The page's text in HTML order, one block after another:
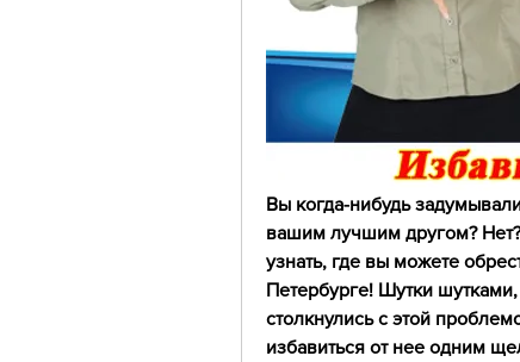
Вы когда-нибудь
вашим лучшим другом?
узнать, где вы можете
Петербурге! Шутки
столкнулись с этой
избавиться от нее одним